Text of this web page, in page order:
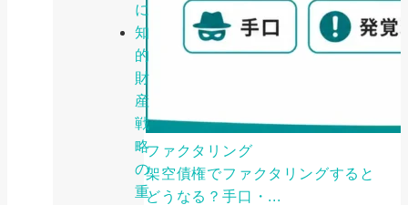
に
知
的
財
産
戦
略
の
重
ファクタリング
架空債権でファクタリングすると
どうなる？手口・...